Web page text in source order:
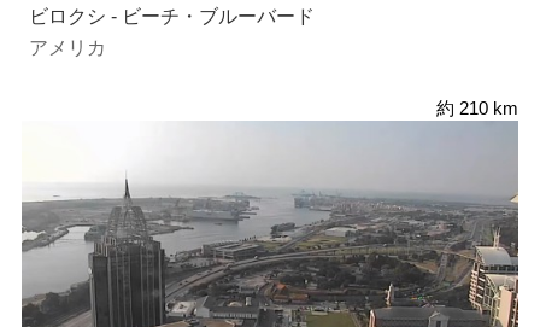
ビロクシ - ビーチ・ブルーバード
アメリカ
約 210 km